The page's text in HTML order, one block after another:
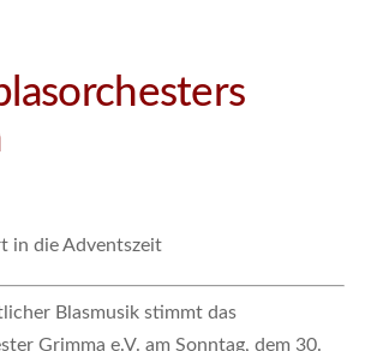
in die Adventszeit
Blasmusik stimmt das
Grimma e.V. am Sonntag, dem 30.